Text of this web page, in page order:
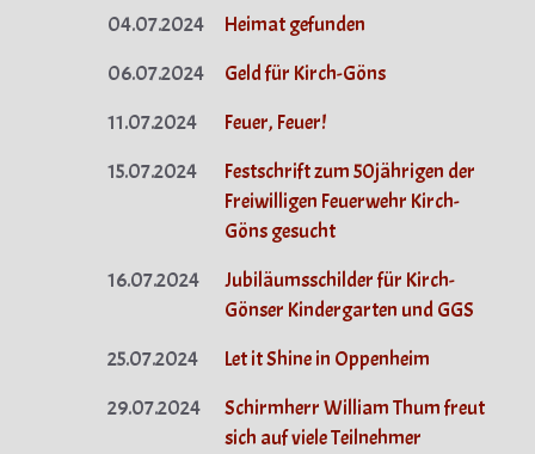
04.07.2024
Heimat gefunden
06.07.2024
Geld für Kirch-Göns
11.07.2024
Feuer, Feuer!
15.07.2024
Festschrift zum 50jährigen der
Freiwilligen Feuerwehr Kirch-
Göns gesucht
16.07.2024
Jubiläumsschilder für Kirch-
Gönser Kindergarten und GGS
25.07.2024
Let it Shine in Oppenheim
29.07.2024
Schirmherr William Thum freut
sich auf viele Teilnehmer